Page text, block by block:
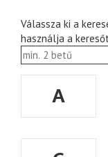
Válassza ki a
használja a
A